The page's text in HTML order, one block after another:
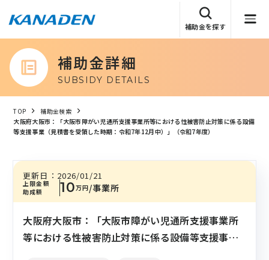
補助金を探す
補助金詳細
SUBSIDY DETAILS
TOP
補助金検索
大阪府大阪市：「大阪市障がい児通所支援事業所等における性被害防止対策に係る設備
等支援事業（見積書を受領した時期：令和7年12月中）」（令和7年度）
上限金額
助成額
10万円/事業所
更新日： 2026/01/21
大阪府大阪市：「大阪市障がい児通所支援事業所
等における性被害防止対策に係る設備等支援事業